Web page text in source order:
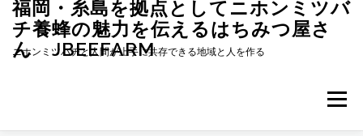
福岡・糸島を拠点としてニホンミツバ
チ養蜂の魅力を伝えるはちみつ屋さ
ん JBEEFARM
ニホンミツバチと人間が上手に共存できる地域と人を作る
メニュー